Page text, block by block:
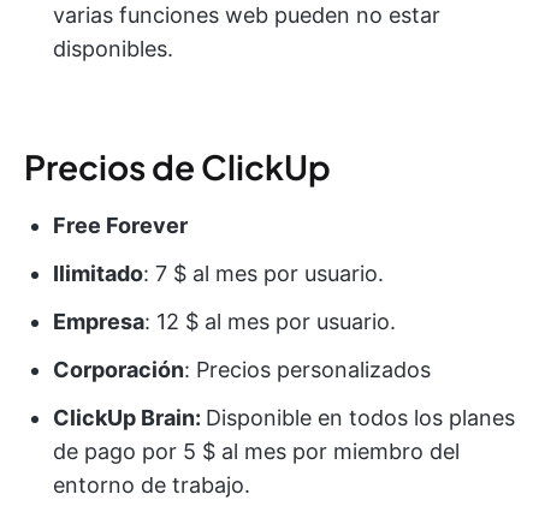
varias funciones web pueden no estar
disponibles.
Precios de ClickUp
Free Forever
Ilimitado: 7 $ al mes por usuario.
Empresa: 12 $ al mes por usuario.
Corporación: Precios personalizados
ClickUp Brain: Disponible en todos los planes
de pago por 5 $ al mes por miembro del
entorno de trabajo.